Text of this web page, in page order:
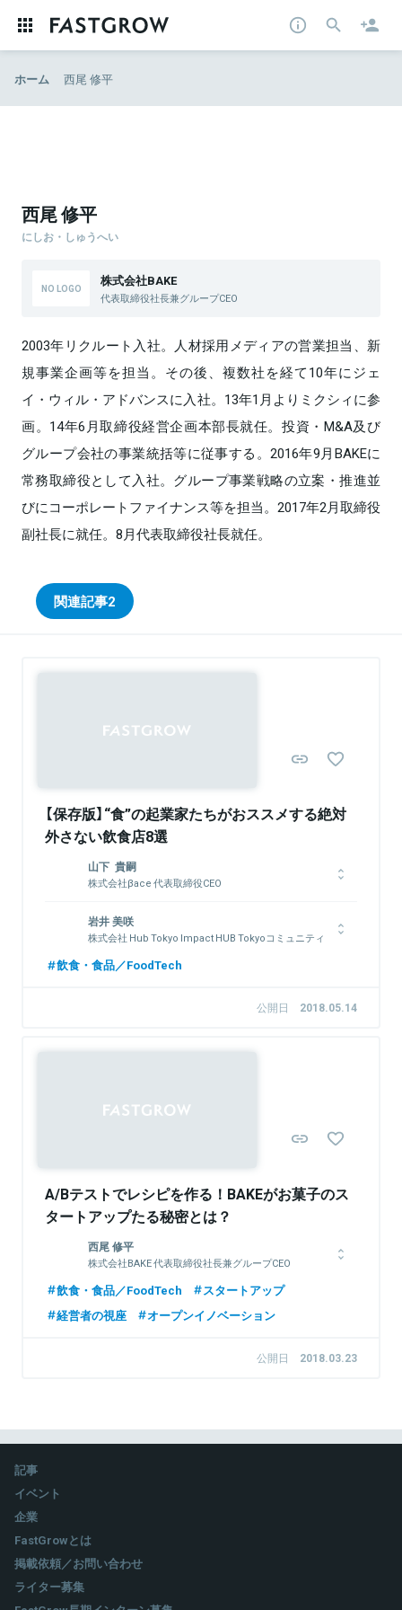
ホーム 西尾 修平
西尾 修平
にしお・しゅうへい
株式会社BAKE
代表取締役社長兼グループCEO
2003年リクルート入社。人材採用メディアの営業担当、新
規事業企画等を担当。その後、複数社を経て10年にジェ
イ・ウィル・アドバンスに入社。13年1月よりミクシィに参
画。14年6月取締役経営企画本部長就任。投資・M&A及び
グループ会社の事業統括等に従事する。2016年9月BAKEに
常務取締役として入社。グループ事業戦略の立案・推進並
びにコーポレートファイナンス等を担当。2017年2月取締役
副社長に就任。8月代表取締役社長就任。
関連記事2
【保存版】“食”の起業家たちがおススメする絶対
外さない飲食店8選
山下 貴嗣
株式会社βace 代表取締役CEO
ーションに新卒入社。在職中に東証一部上場を経験。新規事業立
ち上げにも参画し、0から3年間で売上15億円程度のビジネスを
立ち上げる。この経験から自らビジネスを運営することの難しさ
と面白さを知る。チョコレートを豆から製造するというBean to
岩井 美咲
株式会社 Hub Tokyo Impact HUB Tokyoコミュニティ
大学で異文化コミュニケーション研究専攻後、2013年6月からチ
ーでのプログラムデザイン、アクセラレーターのデザインに関わ
飲食・食品／FoodTech
公開日 2018.05.14
A/Bテストでレシピを作る！BAKEがお菓子のス
タートアップたる秘密とは？
西尾 修平
株式会社BAKE 代表取締役社長兼グループCEO
2003年リクルート入社。人材採用メディアの営業担当、新規事
業企画等を担当。その後、複数社を経て10年にジェイ・ウィ
ル・アドバンスに入社。13年1月よりミクシィに参画。14年6月
業統括等に従事する。2016年9月BAKEに常務取締役として入
飲食・食品／FoodTech
スタートアップ
経営者の視座
オープンイノベーション
公開日 2018.03.23
記事
イベント
企業
FastGrowとは
掲載依頼／お問い合わせ
ライター募集